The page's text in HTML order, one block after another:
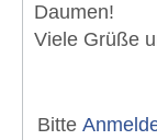
Daumen!
Viele Grüße
Bitte